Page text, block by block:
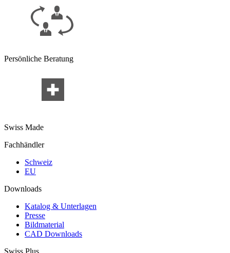
Persönliche Beratung
Swiss Made
Fachhändler
Schweiz
EU
Downloads
Katalog & Unterlagen
Presse
Bildmaterial
CAD Downloads
Swiss Plus